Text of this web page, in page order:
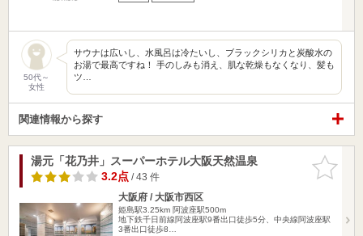
50代～
女性
サウナは広いし、水風呂は冷たいし、ブラックシリカと炭酸水の
お湯で最高ですね！ 手のしみも消え、肌な乾燥もなくなり、髪も
ツ…
関連情報から探す
お気に入
りに追加
湯元「花乃井」スーパーホテル大阪天然温泉
3.2点/ 43 件
大阪府 / 大阪市西区
姫島駅3.25km 阿波座駅500m
地下鉄千日前線阿波座駅9番出口徒歩5分、中央線阿波座駅
3番出口徒歩8…